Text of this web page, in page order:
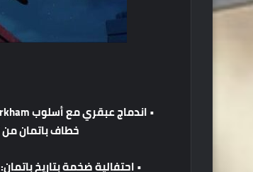
•اندماجعبقريمعأسلوب
خطافباتمانمن
•احتفاليةضخمةبتاريخباتمان: